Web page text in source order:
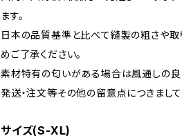
ます。
日本の品質基準と比べて縫製の粗さや取
めご了承ください。
素材特有の匂いがある場合は風通しの良
発送・注文等その他の留意点につきまし
サイズ(S-XL)